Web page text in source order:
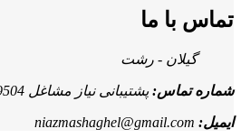
تماس با ما
گیلان - رشت
شماره تماس:پشتیبانی نیاز مشاغل 09119889504
ایمیل: niazmashaghel@gmail.com